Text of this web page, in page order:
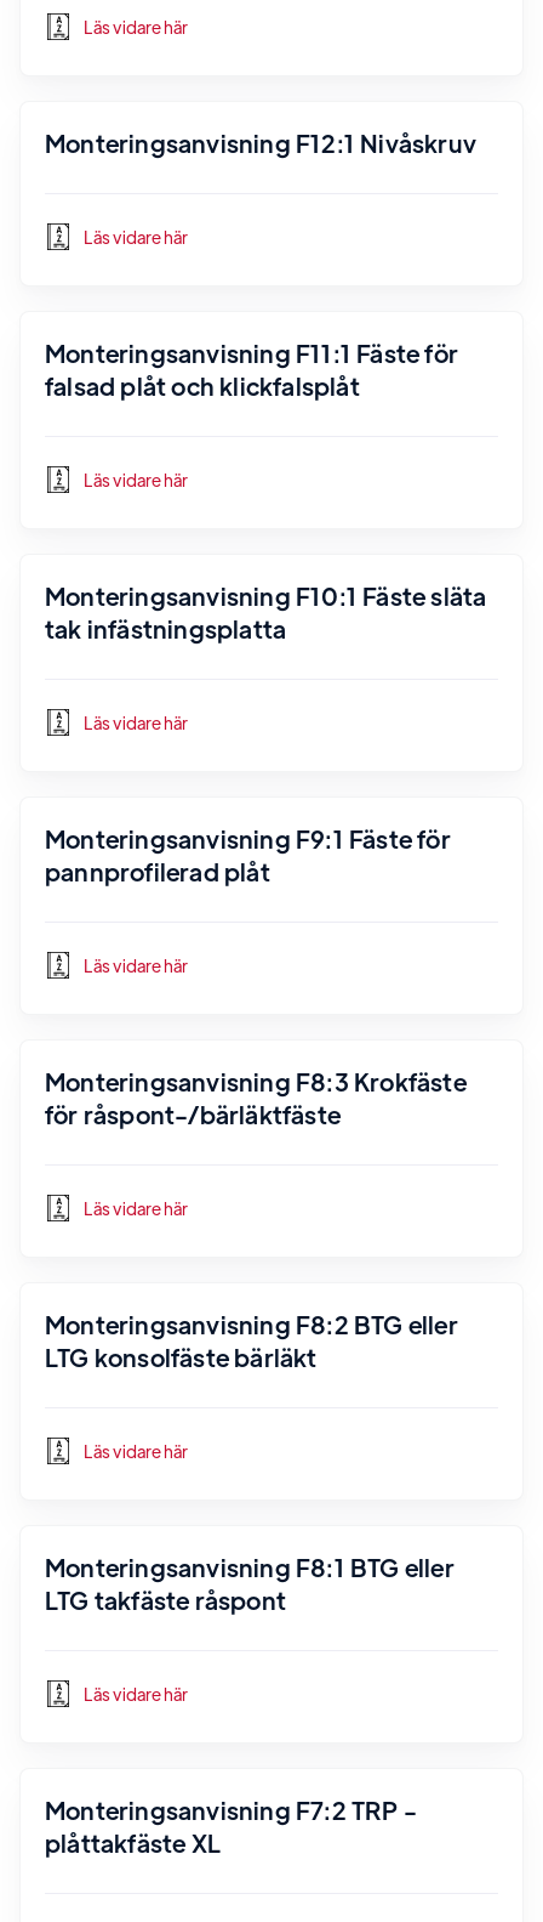
Läs vidare här
Monteringsanvisning F12:1 Nivåskruv
Läs vidare här
Monteringsanvisning F11:1 Fäste för
falsad plåt och klickfalsplåt
Läs vidare här
Monteringsanvisning F10:1 Fäste släta
tak infästningsplatta
Läs vidare här
Monteringsanvisning F9:1 Fäste för
pannprofilerad plåt
Läs vidare här
Monteringsanvisning F8:3 Krokfäste
för råspont-/bärläktfäste
Läs vidare här
Monteringsanvisning F8:2 BTG eller
LTG konsolfäste bärläkt
Läs vidare här
Monteringsanvisning F8:1 BTG eller
LTG takfäste råspont
Läs vidare här
Monteringsanvisning F7:2 TRP -
plåttakfäste XL